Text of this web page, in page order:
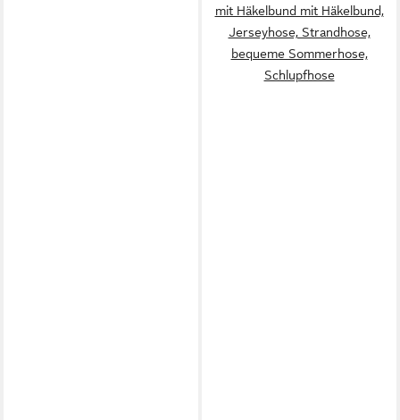
mit Häkelbund mit Häkelbund,
Jerseyhose, Strandhose,
bequeme Sommerhose,
Schlupfhose